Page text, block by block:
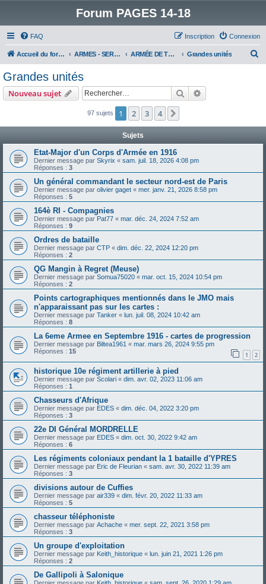
Forum PAGES 14-18
FAQ Connexion
Inscription
Accueil du forum ARMES - SERVICES - UNITES : historiques & discussions ARMÉE DE TERRE Grandes unités
Grandes unités
Nouveau sujet Rechercher
97 sujets 1 2 3 4
Sujets
Etat-Major d'un Corps d'Armée en 1916
Dernier message par Skyrix « sam. juil. 18, 2026 4:08 pm
Réponses : 3
Un général commandant le secteur nord-est de Paris
Dernier message par olivier gaget « mer. janv. 21, 2026 8:58 pm
Réponses : 5
164è RI - Compagnies
Dernier message par Pat77 « mar. déc. 24, 2024 7:52 am
Réponses : 9
Ordres de bataille
Dernier message par CTP « dim. déc. 22, 2024 12:20 pm
Réponses : 2
QG Mangin à Regret (Meuse)
Dernier message par Somua75020 « mar. oct. 15, 2024 10:54 pm
Réponses : 2
Points cartographiques mentionnés dans le JMO mais
n'apparaissant pas sur les cartes :
Dernier message par Tanker « lun. juil. 08, 2024 10:42 am
Réponses : 8
La 6eme Armee en Septembre 1916 - cartes de progression
Dernier message par Biltea1961 « mar. mars 26, 2024 9:55 pm
Réponses : 15 1 2
historique 10e régiment artillerie à pied
Dernier message par Scolari « dim. avr. 02, 2023 11:06 am
Réponses : 1
Chasseurs d'Afrique
Dernier message par EDES « dim. déc. 04, 2022 3:20 pm
Réponses : 3
22e DI Général MORDRELLE
Dernier message par EDES « dim. oct. 30, 2022 9:42 am
Réponses : 6
Les régiments coloniaux pendant la 1 bataille d'YPRES
Dernier message par Eric de Fleurian « sam. avr. 30, 2022 11:39 am
Réponses : 3
divisions autour de Cuffies
Dernier message par air339 « dim. févr. 20, 2022 11:33 am
Réponses : 5
chasseur téléphoniste
Dernier message par Achache « mer. sept. 22, 2021 3:58 pm
Réponses : 3
Un groupe d'exploitation
Dernier message par Keith_historique « lun. juin 21, 2021 1:26 pm
Réponses : 2
De Gallipoli à Salonique